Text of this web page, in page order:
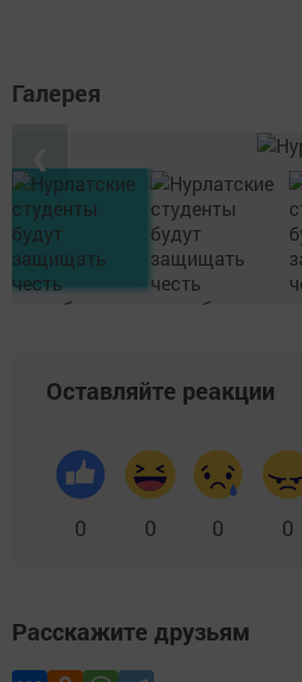
Галерея
Оставляйте реакции
0 0 0 0
Расскажите друзьям